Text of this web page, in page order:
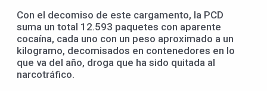
Con el decomiso de este cargamento, la PCD
suma un total 12.593 paquetes con aparente
cocaína, cada uno con un peso aproximado a un
kilogramo, decomisados en contenedores en lo
que va del año, droga que ha sido quitada al
narcotráfico.